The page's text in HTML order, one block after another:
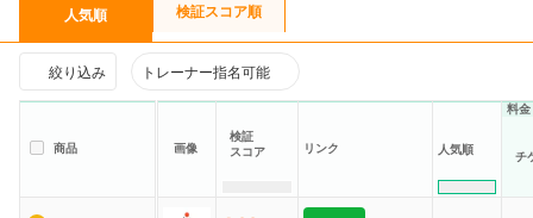
人気順 検証スコア順
絞り込み トレーナー指名可能
商品 画像
検証
スコア
リンク 人気順
料金
チ